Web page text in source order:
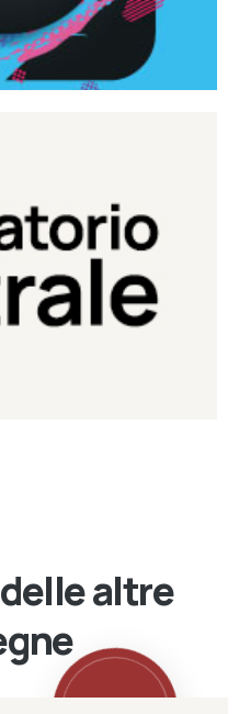
Teatrale
Eduardo de Filippo
altre